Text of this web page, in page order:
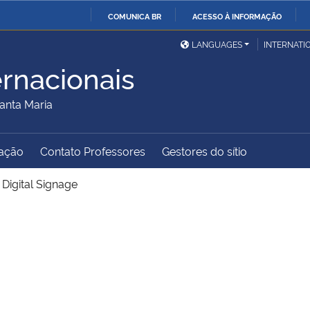
COMUNICA BR ACESSO À INFORMAÇÃO
Ministério da Defesa
Ministério das Relações
Exteriores
Ministério da Cidadania
Ministério do
Desenvolvimento Regional
Controladoria-Geral da
LANGUAGES
Maria
Contato Professores Gestores do sítio
Digital Signage